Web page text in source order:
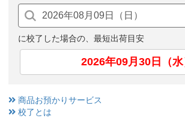
に校了した場合の、最短出荷目安
2026年09月30日（水
商品お預かりサービス
校了とは